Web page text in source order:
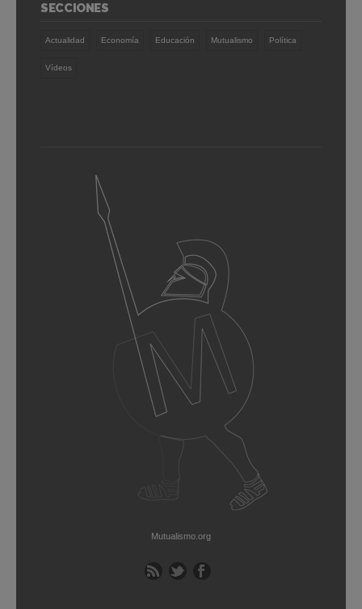
SECCIONES
Actualidad Economía Educación Mutualismo Política
Vídeos
Mutualismo.org